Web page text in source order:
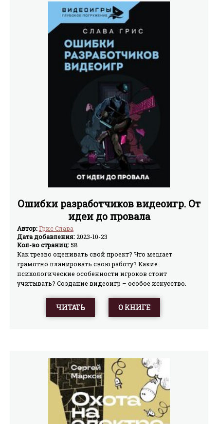
данных и способов обработки данных. Все примеры
кода были переписаны с учетом возможностей
последнего выпуска C# 9.
Ошибки разработчиков видеоигр. От
идеи до провала
Автор:Грис Слава
Дата добавления:2023-10-23
Кол-во страниц: 58
Как трезво оценивать свой проект? Что мешает
грамотно планировать свою работу? Какие
психологические особенности игроков стоит
учитывать? Создание видеоигр – особое искусство.
движки, а мозг. Книга «Ошибки разработчиков
видеоигр. От идеи до провала» объяснит, как избежать
создатель Fearmonium, Catmaze и Reflection of Mine. Он
прошел путь от фрилансера до организатора
собственного видеоигрового издательства. Его первая
книга «Сделай видеоигру один и не свихнись» стала
очень популярна среди читателей. Будучи магистром
психологии и куратором множества команд, делающих
видеоигры, автор рассмотрит проблемы разработчиков
ЧИТАТЬ О КНИГЕ